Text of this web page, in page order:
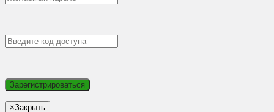
×Закрыть